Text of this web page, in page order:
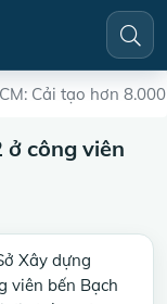
Cải tạo hơn
ở công viên
Xây dựng
viên bến Bạch